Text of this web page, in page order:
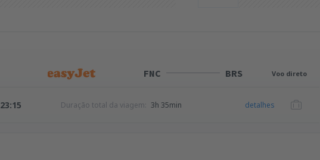
FNC BRS Voo direto
23:15 Duração total da viagem: 3h 35min detalhes